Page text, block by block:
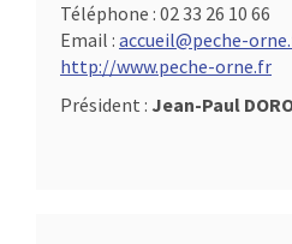
Téléphone : 02 33 26 10 66
Email : accueil@peche-
http://www.peche-orne.fr
Président : Jean-Paul